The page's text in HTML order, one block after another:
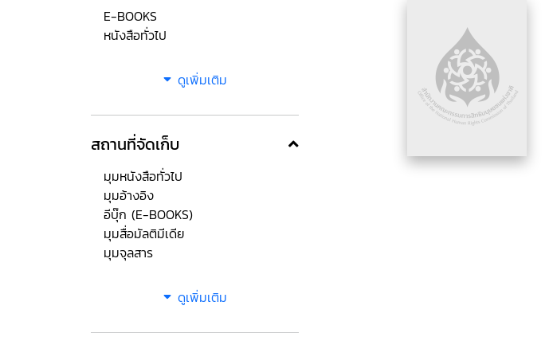
E-BOOKS
หนังสือทั่วไป
ดูเพิ่มเติม
สถานที่จัดเก็บ
มุมหนังสือทั่วไป
มุมอ้างอิง
อีบุ๊ก (E-BOOKS)
มุมสื่อมัลติมีเดีย
มุมจุลสาร
ดูเพิ่มเติม